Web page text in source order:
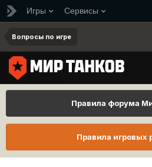
Игры Сервисы
Вопросы по игре
Правила форума
Правила игровых